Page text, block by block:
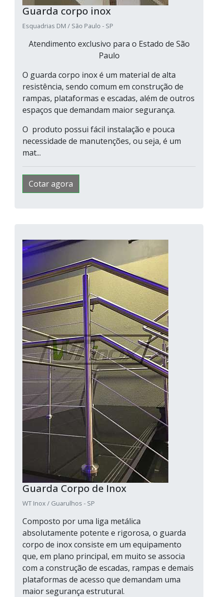
Guarda corpo inox
Esquadrias DM / São Paulo - SP
Atendimento exclusivo para o Estado de São
Paulo
O guarda corpo inox é um material de alta
resistência, sendo comum em construção de
rampas, plataformas e escadas, além de outros
espaços que demandam maior segurança.
O produto possui fácil instalação e pouca
necessidade de manutenções, ou seja, é um
mat...
Cotar agora
Guarda Corpo de Inox
WT Inox / Guarulhos - SP
Composto por uma liga metálica
absolutamente potente e rigorosa, o guarda
corpo de inox consiste em um equipamento
que, em plano principal, em muito se associa
com a construção de escadas, rampas e demais
plataformas de acesso que demandam uma
maior segurança estrutural.